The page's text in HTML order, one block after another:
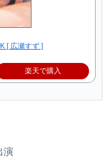
[ 広瀬すず ]
楽天で購入
演